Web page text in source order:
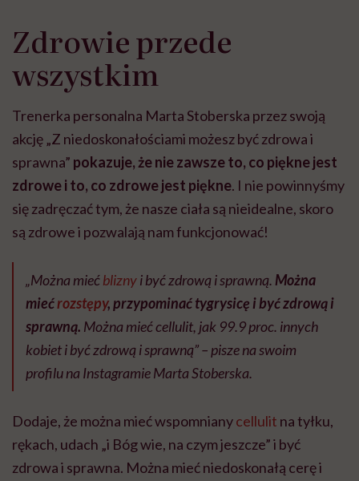
Zdrowie przede
wszystkim
Trenerka personalna Marta Stoberska przez swoją
akcję „Z niedoskonałościami możesz być zdrowa i
sprawna” pokazuje, że nie zawsze to, co piękne jest
zdrowe i to, co zdrowe jest piękne. I nie powinnyśmy
się zadręczać tym, że nasze ciała są nieidealne, skoro
są zdrowe i pozwalają nam funkcjonować!
„Można miećbliznyi być zdrową i sprawną. Można
miećrozstępy, przypominać tygrysicę i być zdrową i
sprawną. Można mieć cellulit, jak 99.9 proc. innych
kobiet i być zdrową i sprawną” – pisze na swoim
profilu na Instagramie Marta Stoberska.
Dodaje, że można mieć wspomnianycellulit na tyłku,
rękach, udach „i Bóg wie, na czym jeszcze” i być
zdrowa i sprawna. Można mieć niedoskonałą cerę i